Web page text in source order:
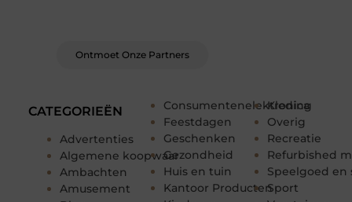
CATEGORIEËN
Advertenties
Algemene koopwaar
Ambachten
Amusement
Consumentenelektronica
Feestdagen
Geschenken
Gezondheid
Huis en tuin
Kantoor Producten
Kleding
Overig
Recreatie
Refurbished
Speelgoed en
Sport
Ontmoet Onze Partners